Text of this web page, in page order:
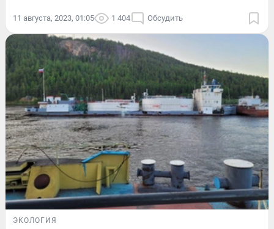
11 августа, 2023, 01:05 1 404 Обсудить
ЭКОЛОГИЯ